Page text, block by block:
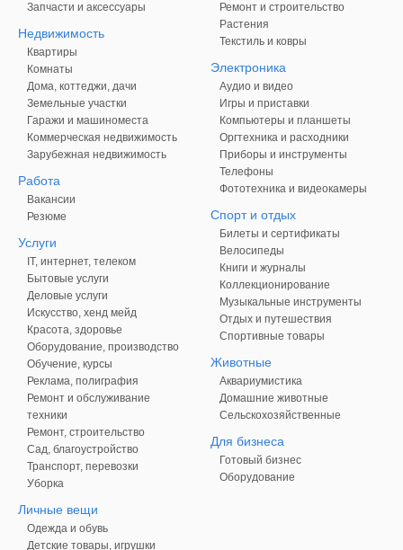
Запчасти и аксессуары
Недвижимость
Квартиры
Комнаты
Дома, коттеджи, дачи
Земельные участки
Гаражи и машиноместа
Коммерческая недвижимость
Зарубежная недвижимость
Работа
Вакансии
Резюме
Услуги
IT, интернет, телеком
Бытовые услуги
Деловые услуги
Искусство, хенд мейд
Красота, здоровье
Оборудование, производство
Обучение, курсы
Реклама, полиграфия
Ремонт и обслуживание
техники
Ремонт, строительство
Сад, благоустройство
Транспорт, перевозки
Уборка
Личные вещи
Одежда и обувь
Детские товары, игрушки
Ремонт и строительство
Растения
Текстиль и ковры
Электроника
Аудио и видео
Игры и приставки
Компьютеры и планшеты
Оргтехника и расходники
Приборы и инструменты
Телефоны
Фототехника и видеокамеры
Спорт и отдых
Билеты и сертификаты
Велосипеды
Книги и журналы
Коллекционирование
Музыкальные инструменты
Отдых и путешествия
Спортивные товары
Животные
Аквариумистика
Домашние животные
Сельскохозяйственные
Для бизнеса
Готовый бизнес
Оборудование